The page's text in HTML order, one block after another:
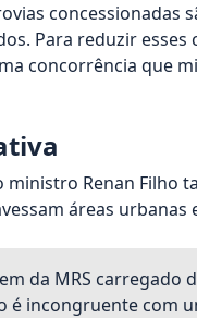
concessionadas
Para reduzir esses
concorrência que
Renan Filho
áreas urbanas
da MRS carregado
é incongruente com